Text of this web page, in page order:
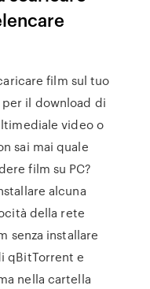
film sul tuo
il download di
video o
sai mai quale
film su PC?
alcuna
della rete
senza installare
qBitTorrent e
nella cartella